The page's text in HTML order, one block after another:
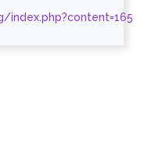
index.php?content=165